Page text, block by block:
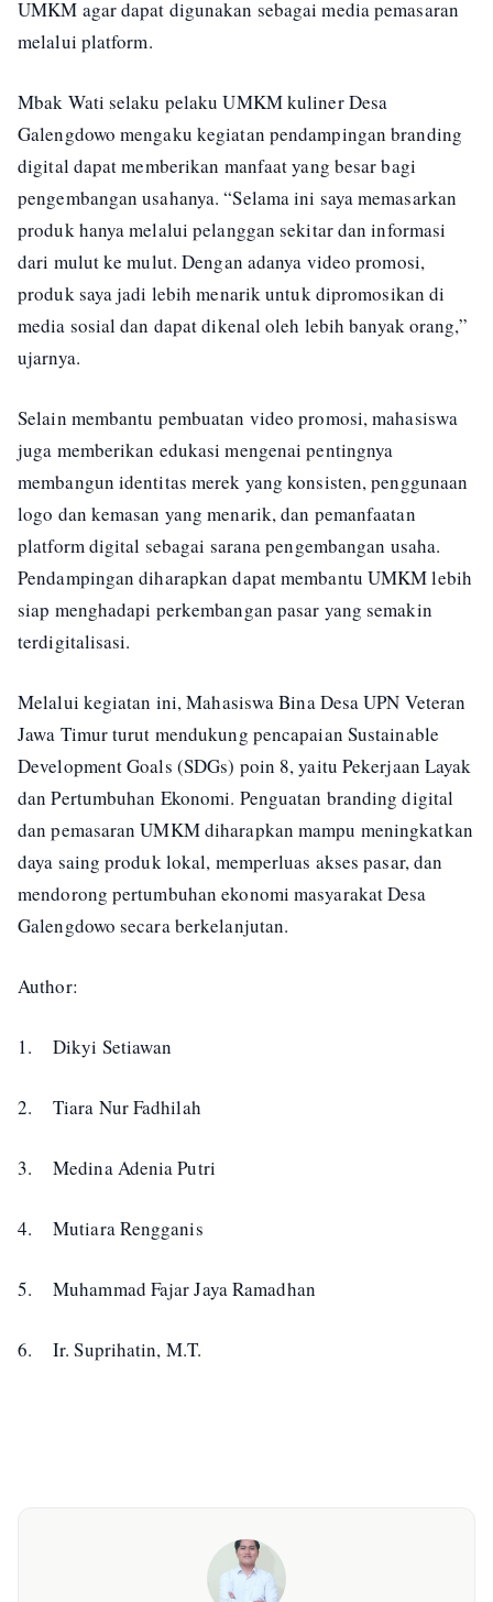
UMKM agar dapat digunakan sebagai media pemasaran
melalui platform.
Mbak Wati selaku pelaku UMKM kuliner Desa
Galengdowo mengaku kegiatan pendampingan branding
digital dapat memberikan manfaat yang besar bagi
pengembangan usahanya. “Selama ini saya memasarkan
produk hanya melalui pelanggan sekitar dan informasi
dari mulut ke mulut. Dengan adanya video promosi,
produk saya jadi lebih menarik untuk dipromosikan di
media sosial dan dapat dikenal oleh lebih banyak orang,”
ujarnya.
Selain membantu pembuatan video promosi, mahasiswa
juga memberikan edukasi mengenai pentingnya
membangun identitas merek yang konsisten, penggunaan
logo dan kemasan yang menarik, dan pemanfaatan
platform digital sebagai sarana pengembangan usaha.
Pendampingan diharapkan dapat membantu UMKM lebih
siap menghadapi perkembangan pasar yang semakin
terdigitalisasi.
Melalui kegiatan ini, Mahasiswa Bina Desa UPN Veteran
Jawa Timur turut mendukung pencapaian Sustainable
Development Goals (SDGs) poin 8, yaitu Pekerjaan Layak
dan Pertumbuhan Ekonomi. Penguatan branding digital
dan pemasaran UMKM diharapkan mampu meningkatkan
daya saing produk lokal, memperluas akses pasar, dan
mendorong pertumbuhan ekonomi masyarakat Desa
Galengdowo secara berkelanjutan.
Author:
1. Dikyi Setiawan
2. Tiara Nur Fadhilah
3. Medina Adenia Putri
4. Mutiara Rengganis
5. Muhammad Fajar Jaya Ramadhan
6. Ir. Suprihatin, M.T.